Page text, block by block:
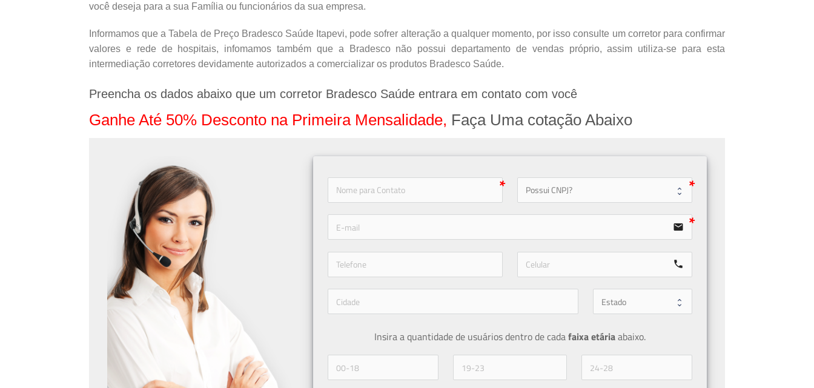
você deseja para a sua Família ou funcionários da sua empresa.
Informamos que a Tabela de Preço Bradesco Saúde Itapevi, pode sofrer alteração a qualquer momento, por isso consulte um corretor para confirmar
valores e rede de hospitais, infomamos também que a Bradesco não possui departamento de vendas próprio, assim utiliza-se para esta
intermediação corretores devidamente autorizados a comercializar os produtos Bradesco Saúde.
Preencha os dados abaixo que um corretor Bradesco Saúde entrara em contato com você
Ganhe Até 50% Desconto na Primeira Mensalidade, Faça Uma cotação Abaixo
icon-user
email
icon-phone call
Insira a quantidade de usuários dentro de cada faixa etária abaixo.